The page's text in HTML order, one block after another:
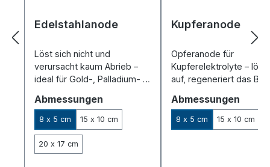
Edelstahlanode
Löst sich nicht und
verursacht kaum Abrieb –
ideal für Gold-, Palladium- &
Abmessungen
8 x 5 cm 15 x 10 cm
20 x 17 cm
Kupferanode
Opferanode für
Kupferelektrolyte – löst
auf, regeneriert das
Abmessungen
8 x 5 cm 15 x 10 cm